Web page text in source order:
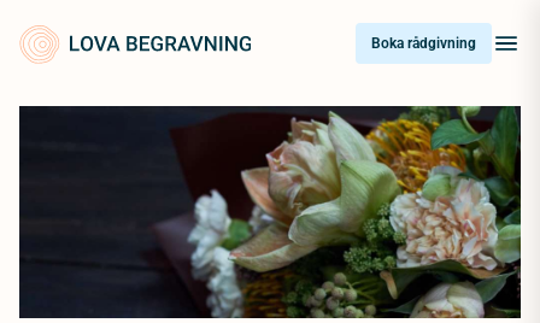
content
Boka rådgivning